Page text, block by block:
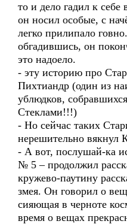
то и дело гадил к
он носил особые, с
легко прилипало
обгадившись, он
это надоело.
- эту историю про
Пихтиандр (один из
ублюдков,
Стеклами!!!)
- Но сейчас таких
нерешительно вякнул
- А вот, послушай-ка
№ 5 – продолжил
кружево-паутину
змея. Он говорил о
сияющая в черноте
время о вещах